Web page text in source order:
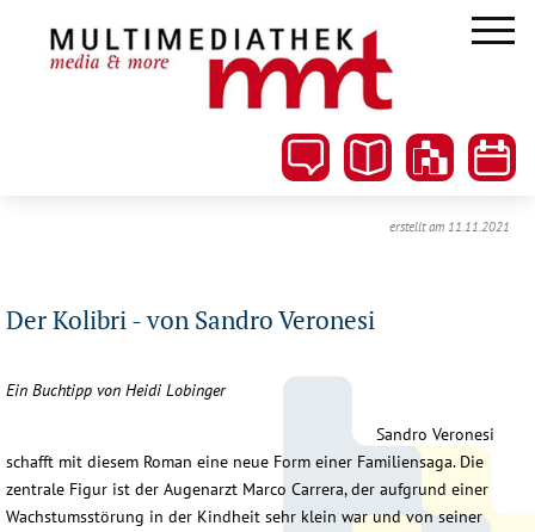
erstellt am 11.11.2021
Der Kolibri - von Sandro Veronesi
Ein Buchtipp von Heidi Lobinger
Sandro Veronesi
schafft mit diesem Roman eine neue Form einer Familiensaga. Die
zentrale Figur ist der Augenarzt Marco Carrera, der aufgrund einer
Wachstumsstörung in der Kindheit sehr klein war und von seiner